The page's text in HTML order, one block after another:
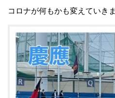
コロナが何もかも変えていきま